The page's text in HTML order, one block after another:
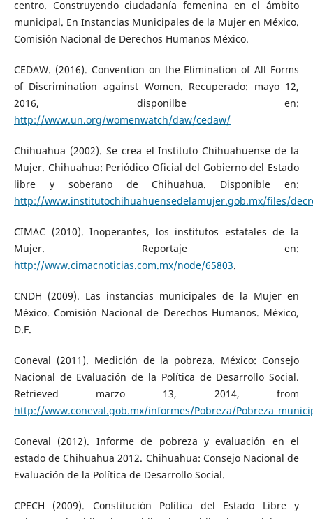
centro. Construyendo ciudadanía femenina en el ámbito
municipal. En Instancias Municipales de la Mujer en México.
Comisión Nacional de Derechos Humanos México.
CEDAW. (2016). Convention on the Elimination of All Forms
of Discrimination against Women. Recuperado: mayo 12,
2016, disponilbe en:
http://www.un.org/womenwatch/daw/cedaw/
Chihuahua (2002). Se crea el Instituto Chihuahuense de la
Mujer. Chihuahua: Periódico Oficial del Gobierno del Estado
libre y soberano de Chihuahua. Disponible en:
http://www.institutochihuahuensedelamujer.gob.mx/files/
CIMAC (2010). Inoperantes, los institutos estatales de la
Mujer. Reportaje en:
http://www.cimacnoticias.com.mx/node/65803.
CNDH (2009). Las instancias municipales de la Mujer en
México. Comisión Nacional de Derechos Humanos. México,
D.F.
Coneval (2011). Medición de la pobreza. México: Consejo
Nacional de Evaluación de la Política de Desarrollo Social.
Retrieved marzo 13, 2014, from
http://www.coneval.gob.mx/informes/Pobreza/
Coneval (2012). Informe de pobreza y evaluación en el
estado de Chihuahua 2012. Chihuahua: Consejo Nacional de
Evaluación de la Política de Desarrollo Social.
CPECH (2009). Constitución Política del Estado Libre y